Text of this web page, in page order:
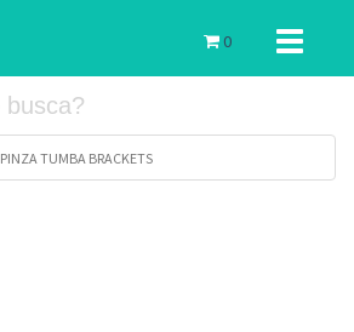
Toggle
0
PINZA TUMBA BRACKETS